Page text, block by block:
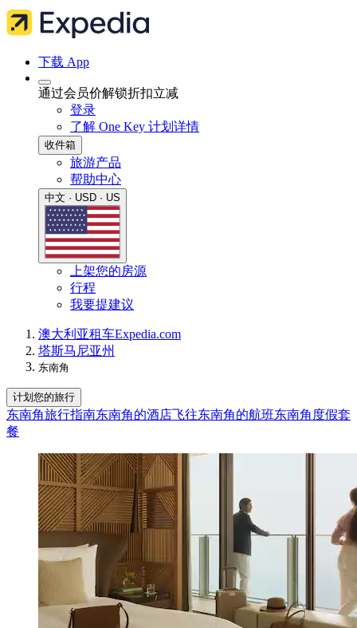
下载 App
通过会员价解锁折扣立减
登录
了解 One Key 计划详情
收件箱
旅游产品
帮助中心
中文 · USD · US
上架您的房源
行程
我要提建议
澳大利亚租车Expedia.com
塔斯马尼亚州
东南角
计划您的旅行
东南角旅行指南东南角的酒店飞往东南角的航班东南角度假套
餐